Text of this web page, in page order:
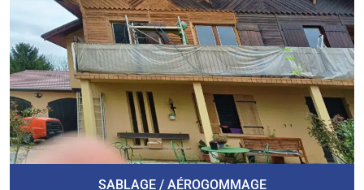
SABLAGE / AÉROGOMMAGE